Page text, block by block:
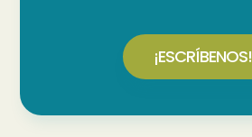
¡ESCRÍBENOS!